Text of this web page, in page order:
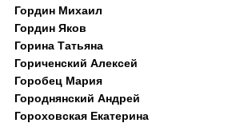
Гордин Михаил
Гордин Яков
Горина Татьяна
Гориченский Алексей
Горобец Мария
Городнянский Андрей
Гороховская Екатерина